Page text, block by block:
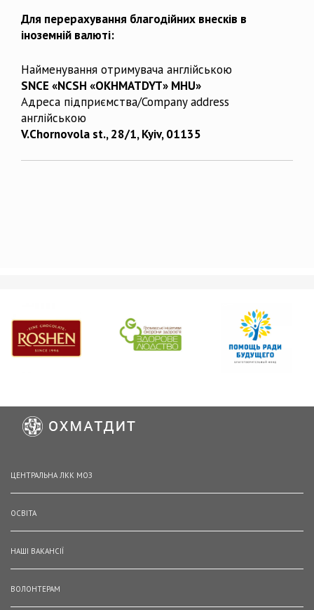
Для перерахування благодійних внесків в
іноземній валюті:
Найменування отримувача англійською
SNCE «NCSH «OKHMATDYT» MHU»
Адреса підприємства/Company address
англійською
V.Chornovola st., 28/1, Kyiv, 01135
ЦЕНТРАЛЬНА ЛКК МОЗ
ОСВІТА
НАШІ ВАКАНСІЇ
ВОЛОНТЕРАМ